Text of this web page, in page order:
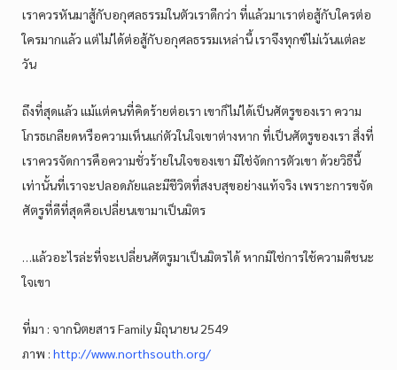
เราควรหันมาสู้กับอกุศลธรรมในตัวเราดีกว่า ที่แล้วมาเราต่อสู้กับใครต่อ
ใครมากแล้ว แต่ไม่ได้ต่อสู้กับอกุศลธรรมเหล่านี้ เราจึงทุกข์ไม่เว้นแต่ละ
วัน
ถึงที่สุดแล้ว แม้แต่คนที่คิดร้ายต่อเรา เขาก็ไม่ได้เป็นศัตรูของเรา ความ
โกรธเกลียดหรือความเห็นแก่ตัวในใจเขาต่างหาก ที่เป็นศัตรูของเรา สิ่งที่
เราควรจัดการคือความชั่วร้ายในใจของเขา มิใช่จัดการตัวเขา ด้วยวิธีนี้
เท่านั้นที่เราจะปลอดภัยและมีชีวิตที่สงบสุขอย่างแท้จริง เพราะการขจัด
ศัตรูที่ดีที่สุดคือเปลี่ยนเขามาเป็นมิตร
…แล้วอะไรล่ะที่จะเปลี่ยนศัตรูมาเป็นมิตรได้ หากมิใช่การใช้ความดีชนะ
ใจเขา
ที่มา : จากนิตยสาร Family มิถุนายน 2549
ภาพ : http://www.northsouth.org/